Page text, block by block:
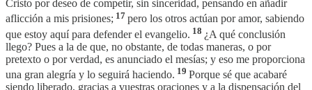
Cristo por deseo de competir, sin sinceridad, pensando en añadir
aflicción a mis prisiones; 17 pero los otros actúan por amor, sabiendo
que estoy aquí para defender el evangelio. 18 ¿A qué conclusión
llego? Pues a la de que, no obstante, de todas maneras, o por
pretexto o por verdad, es anunciado el mesías; y eso me proporciona
una gran alegría y lo seguirá haciendo. 19 Porque sé que acabaré
siendo liberado, gracias a vuestras oraciones y a la dispensación del